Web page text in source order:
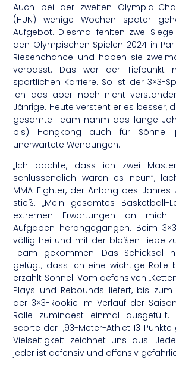
Auch bei der zweiten Olympia-
(HUN) wenige Wochen später
Aufgebot. Diesmal fehlten zwei
den Olympischen Spielen 2024 in
Riesenchance und haben sie
verpasst. Das war der Tiefpunkt
sportlichen Karriere. So ist der 3×3-
ich das aber noch nicht
Jährige. Heute versteht er es besser,
gesamte Team nahm das lange
bis) Hongkong auch für Söhnel
unerwartete Wendungen.
„Ich dachte, dass ich zwei
schlussendlich waren es neun“,
MMA-Fighter, der Anfang des Jahres
stieß. „Mein gesamtes
extremen Erwartungen an
Aufgaben herangegangen. Beim
völlig frei und mit der bloßen Liebe
Team gekommen. Das Schicksal
gefügt, dass ich eine wichtige Rolle
erzählt Söhnel. Vom defensiven
Plays und Rebounds liefert, bis
der 3×3-Rookie im Verlauf der
Rolle zumindest einmal ausgefüllt.
scorte der 1,93-Meter-Athlet 13 Punkte
Vielseitigkeit zeichnet uns aus.
jeder ist defensiv und offensiv